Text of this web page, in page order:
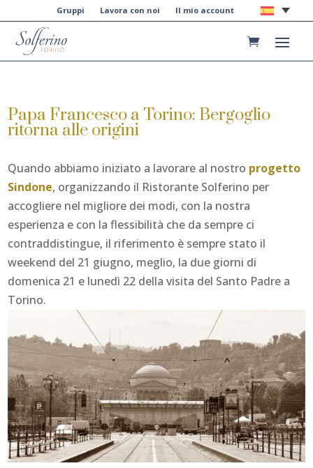
Gruppi Lavora con noi Il mio account
Papa Francesco a Torino: Bergoglio
ritorna alle origini
Quando abbiamo iniziato a lavorare al nostro progetto
Sindone, organizzando il Ristorante Solferino per
accogliere nel migliore dei modi, con la nostra
esperienza e con la flessibilità che da sempre ci
contraddistingue, il riferimento è sempre stato il
weekend del 21 giugno, meglio, la due giorni di
domenica 21 e lunedì 22 della visita del Santo Padre a
Torino.